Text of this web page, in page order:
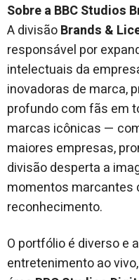
Sobre a BBC Studios
A divisãoBrands &
responsável por
intelectuais da
inovadoras de marca,
profundo com fãs em
marcas icônicas —
maiores empresas,
divisão desperta a
momentos marcantes
reconhecimento.
O portfólio é diverso e
entretenimento ao